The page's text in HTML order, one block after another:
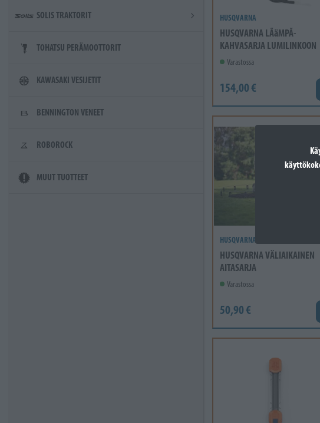
SOLIS TRAKTORIT
TOHATSU PERÄMOOTTORIT
KAWASAKI VESIJETIT
BENNINGTON VENEET
ROBOROCK
MUUT TUOTTEET
HUSQVARNA
HUSQVARNA LÃäMPÃ-
KAHVASARJA LUMILINKOON
Varastossa
154,00 €
HUSQVARNA
HUSQVARNA VÄLIAIKAINEN
AITASARJA
Varastossa
50,90 €